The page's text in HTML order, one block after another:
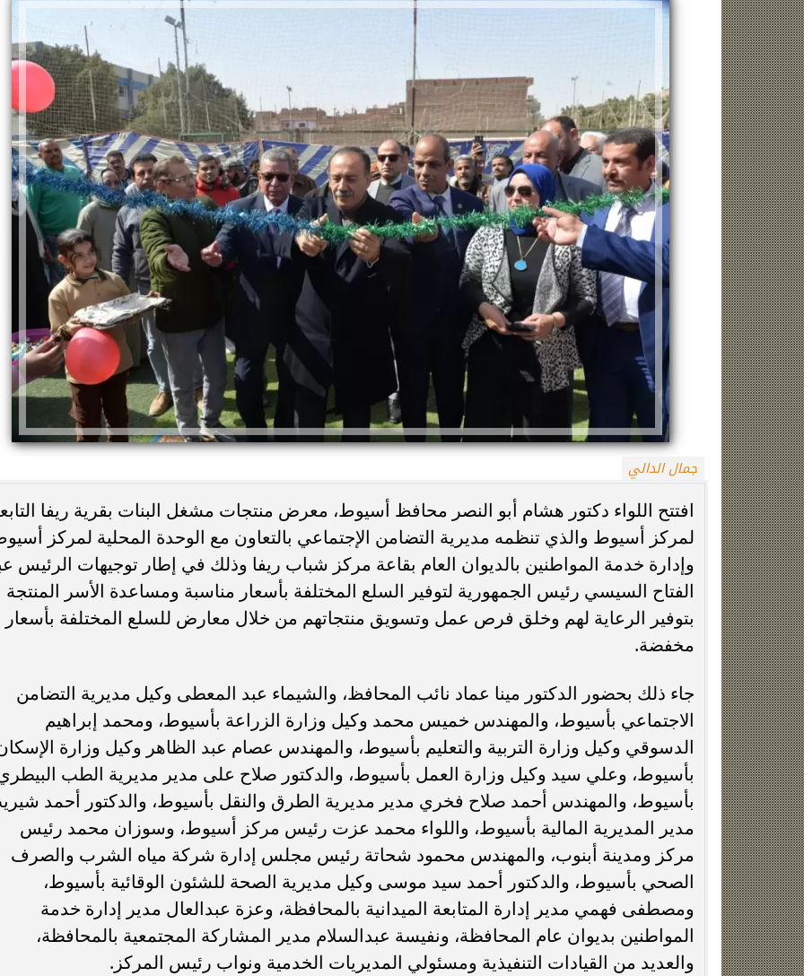
جمال الدالي
افتتح اللواء دكتور هشام أبو النصر محافظ أسيوط، معرض منتجات مشغل البنات بقرية ريفا
لمركز أسيوط والذي تنظمه مديرية التضامن الإجتماعي بالتعاون مع الوحدة المحلية لمركز
وإدارة خدمة المواطنين بالديوان العام بقاعة مركز شباب ريفا وذلك في إطار توجيهات الرئيس
الفتاح السيسي رئيس الجمهورية لتوفير السلع المختلفة بأسعار مناسبة ومساعدة الأسر المنتجة
بتوفير الرعاية لهم وخلق فرص عمل وتسويق منتجاتهم من خلال معارض للسلع المختلفة بأسعار
مخفضة.
جاء ذلك بحضور الدكتور مينا عماد نائب المحافظ، والشيماء عبد المعطى وكيل مديرية التضامن
الاجتماعي بأسيوط، والمهندس خميس محمد وكيل وزارة الزراعة بأسيوط، ومحمد إبراهيم
الدسوقي وكيل وزارة التربية والتعليم بأسيوط، والمهندس عصام عبد الظاهر وكيل وزارة
بأسيوط، وعلي سيد وكيل وزارة العمل بأسيوط، والدكتور صلاح على مدير مديرية الطب
بأسيوط، والمهندس أحمد صلاح فخري مدير مديرية الطرق والنقل بأسيوط، والدكتور أحمد
مدير المديرية المالية بأسيوط، واللواء محمد عزت رئيس مركز أسيوط، وسوزان محمد رئيس
مركز ومدينة أبنوب، والمهندس محمود شحاتة رئيس مجلس إدارة شركة مياه الشرب والصرف
الصحي بأسيوط، والدكتور أحمد سيد موسى وكيل مديرية الصحة للشئون الوقائية بأسيوط،
ومصطفى فهمي مدير إدارة المتابعة الميدانية بالمحافظة، وعزة عبدالعال مدير إدارة خدمة
المواطنين بديوان عام المحافظة، ونفيسة عبدالسلام مدير المشاركة المجتمعية بالمحافظة،
والعديد من القيادات التنفيذية ومسئولي المديريات الخدمية ونواب رئيس المركز.
زينة عمرو تتوج بجائزة الأفضل بعد تأهل مصر
التاريخي لنصف نهائي مونديال...
السيسي يدعم ناشئات مصر لكرة اليد بعد
التأهل التاريخي إلى نصف نهائي...
خطوبة ملك قورة ويوسف عثمان..
عائلي مرتقب في الساحل